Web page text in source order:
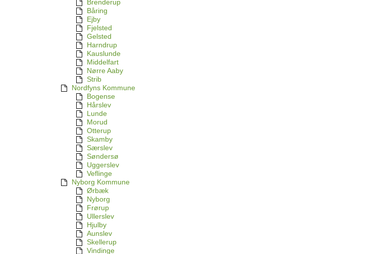
Brenderup
Båring
Ejby
Fjelsted
Gelsted
Harndrup
Kauslunde
Middelfart
Nørre Aaby
Strib
Nordfyns Kommune
Bogense
Hårslev
Lunde
Morud
Otterup
Skamby
Særslev
Søndersø
Uggerslev
Veflinge
Nyborg Kommune
Ørbæk
Nyborg
Frørup
Ullerslev
Hjulby
Aunslev
Skellerup
Vindinge